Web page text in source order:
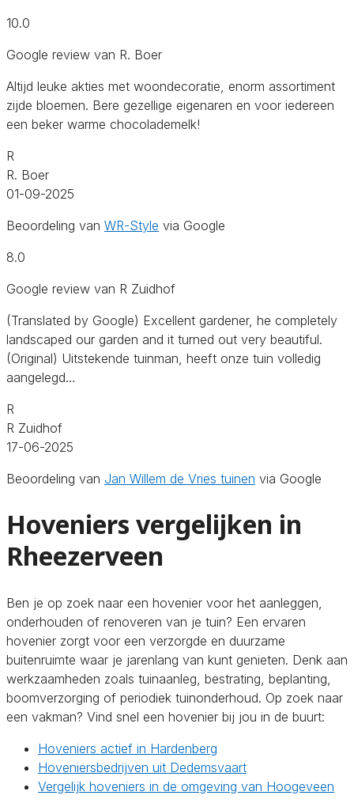
10.0
Google review van R. Boer
Altijd leuke akties met woondecoratie, enorm assortiment
zijde bloemen. Bere gezellige eigenaren en voor iedereen
een beker warme chocolademelk!
R
R. Boer
01-09-2025
Beoordeling van WR-Style via Google
8.0
Google review van R Zuidhof
(Translated by Google) Excellent gardener, he completely
landscaped our garden and it turned out very beautiful.
(Original) Uitstekende tuinman, heeft onze tuin volledig
aangelegd…
R
R Zuidhof
17-06-2025
Beoordeling van Jan Willem de Vries tuinen via Google
Hoveniers vergelijken in
Rheezerveen
Ben je op zoek naar een hovenier voor het aanleggen,
onderhouden of renoveren van je tuin? Een ervaren
hovenier zorgt voor een verzorgde en duurzame
buitenruimte waar je jarenlang van kunt genieten. Denk aan
werkzaamheden zoals tuinaanleg, bestrating, beplanting,
boomverzorging of periodiek tuinonderhoud. Op zoek naar
een vakman? Vind snel een hovenier bij jou in de buurt:
Hoveniers actief in Hardenberg
Hoveniersbedrijven uit Dedemsvaart
Vergelijk hoveniers in de omgeving van Hoogeveen